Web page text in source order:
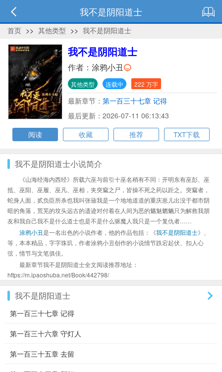
我不是阴阳道士
首页 >> 其他类型 >> 我不是阴阳道士
我不是阴阳道士
作者： 涂鸦小丑
其他类型 连载中 222 万字
最新章节： 第一百三十七章 记得
最后更新：2026-07-11 06:13:43
阅读
收藏 推荐 TXT下载
我不是阴阳道士小说简介
《山海经海内西经》所载六巫与前引十巫名稍有不同：开明东有巫彭、巫
抵、巫阳、巫履、巫凡、巫相，夹突窳之尸，皆操不死之药以距之。突窳者，
蛇身人面，贰负臣所杀也我叫张薙我是一个地地道道的重庆崽儿出没于都市阴
暗的角落，荒芜的坟头远古的遗迹对付着在人间为恶的魑魅魍魉只为解救我朋
友和我自己我不是什么道士也是不是什么驱魔人我只是一个复仇者……
涂鸦小丑是一名出色的小说作者，他的作品包括：《我不是阴阳道士》、
等，本本精品，字字珠玑，作者涂鸦小丑创作的小说情节跌宕起伏、扣人心
弦，情节与文笔俱佳。
最新章节我不是阴阳道士全文阅读推荐地址：
https://m.ipaoshuba.net/Book/442798/
我不是阴阳道士
第一百三十七章 记得
第一百三十六章 守灯人
第一百三十五章 去留